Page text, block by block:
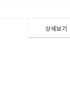
상세보기